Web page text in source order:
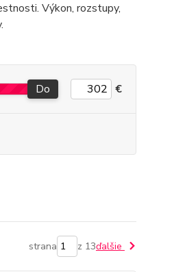
Výkon, rozstupy,
Do €
strana z 13ďalšie